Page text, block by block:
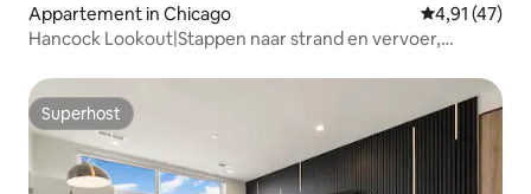
Appartement in Chicago Gemiddelde
4,91 (47)
Hancock Lookout|Stappen naar strand en vervoer,
Superhost
Superhost